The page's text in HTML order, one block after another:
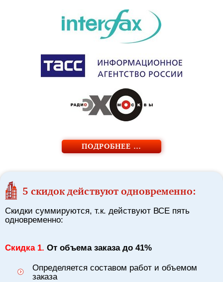
ПОДРОБНЕЕ …
5 скидок действуют одновременно:
Скидки суммируются, т.к. действуют ВСЕ пять
одновременно:
Скидка 1. От объема заказа до 41%
Определяется составом работ и объемом
заказа